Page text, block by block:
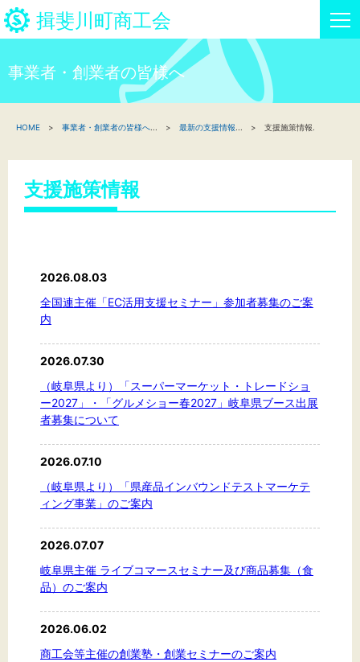
揖斐川町商工会
新着情報
関係機関の方へ
揖斐川町商工会情報
お問い合わせ
事業者・創業者の皆様へ
HOME 事業者・創業者の皆様へ 最新の支援情報 支援施策情報.
支援施策情報
2026.08.03
全国連主催「EC活用支援セミナー」参加者募集のご案
内
2026.07.30
（岐阜県より）「スーパーマーケット・トレードショ
ー2027」・「グルメショー春2027」岐阜県ブース出展
者募集について
2026.07.10
（岐阜県より）「県産品インバウンドテストマーケテ
ィング事業」のご案内
2026.07.07
岐阜県主催 ライブコマースセミナー及び商品募集（食
品）のご案内
2026.06.02
商工会等主催の創業塾・創業セミナーのご案内